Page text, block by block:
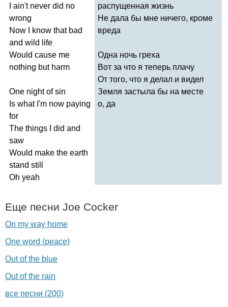
ain't never did no
wrong
Now
know that bad
and wild
life
Would cause me
nothing but harm
One night of sin
Is what I'm now paying
for
The things did and
saw
Would make the earth
stand still
Oh yeah
распущенная жизнь
Не дала бы мне ничего, кроме
вреда
Одна ночь греха
Вот за что я теперь плачу
От того, что я делал и видел
Земля застыла бы на месте
о, да
Еще песни Joe Cocker
On my way home
One word (peace)
Out of the blue
Out of the rain
все песни (200)